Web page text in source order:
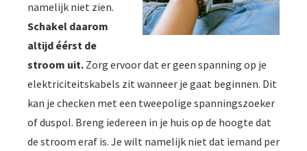
namelijk niet zien.
Schakel daarom
altijd éérst de
stroom uit. Zorg ervoor dat er geen spanning op je
elektriciteitskabels zit wanneer je gaat beginnen. Dit
kan je checken met een tweepolige spanningszoeker
of duspol. Breng iedereen in je huis op de hoogte dat
de stroom eraf is. Je wilt namelijk niet dat iemand per